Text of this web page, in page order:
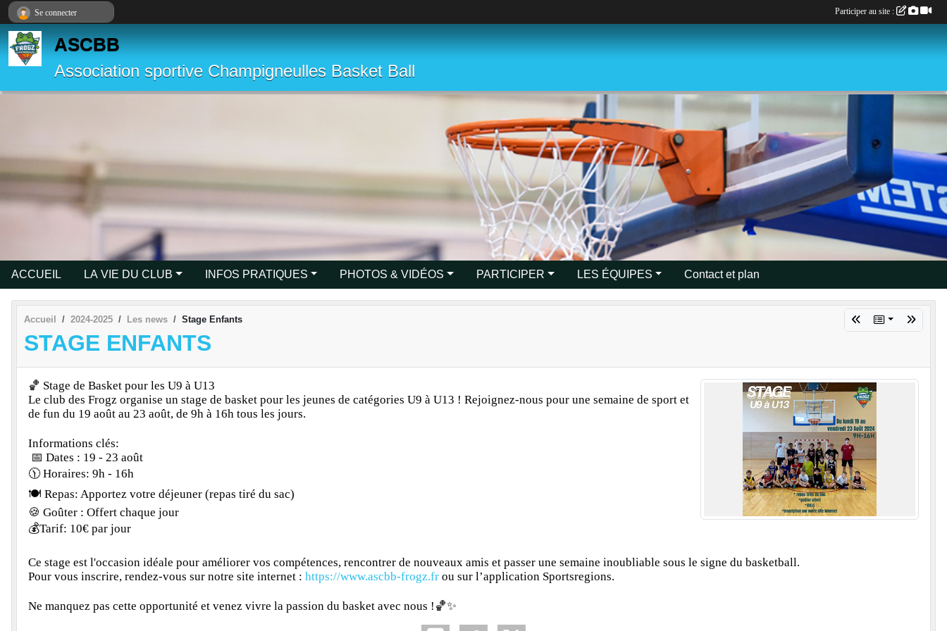
ASCBB
Association sportive Champigneulles Basket Ball
ACCUEIL LA VIE DU CLUB INFOS PRATIQUES PHOTOS & VIDÉOS PARTICIPER LES ÉQUIPES Contact et plan
Accueil 2024-2025 Les news Stage Enfants
STAGE ENFANTS
🏀 Stage de Basket pour les U9 à U13
Le club des Frogz organise un stage de basket pour les jeunes de catégories U9 à U13 ! Rejoignez-nous pour une semaine de sport et
de fun du 19 août au 23 août, de 9h à 16h tous les jours.
Informations clés:
📅 Dates : 19 - 23 août
🕦 Horaires: 9h - 16h
🍽️ Repas: Apportez votre déjeuner (repas tiré du sac)
🍪 Goûter : Offert chaque jour
💰Tarif: 10€ par jour
Ce stage est l'occasion idéale pour améliorer vos compétences, rencontrer de nouveaux amis et passer une semaine inoubliable sous le signe du basketball.
Pour vous inscrire, rendez-vous sur notre site internet : https://www.ascbb-frogz.fr ou sur l’application Sportsregions.
Ne manquez pas cette opportunité et venez vivre la passion du basket avec nous !🏀✨
Se connecter Participer au site :
Panneau de gestion des cookies